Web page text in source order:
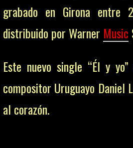
grabado en Girona
distribuido por Warner Music
Este nuevo single “Él y
compositor Uruguayo Daniel
al corazón.